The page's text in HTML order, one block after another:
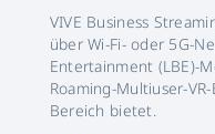
VIVE Business
über Wi-Fi- oder 5G-
Entertainment (LBE)-
Roaming-Multiuser-
Bereich bietet.